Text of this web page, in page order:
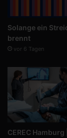
Solange ein
brennt
vor 6 Tagen
CEREC Hamburg